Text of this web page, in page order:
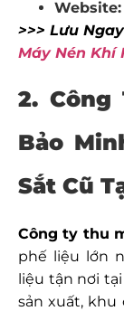
Website:
>>> Lưu
Máy Nén Khí
2. Công
Bảo
Sắt Cũ
Công ty thu
phế liệu lớn
liệu tận nơi
sản xuất, khu